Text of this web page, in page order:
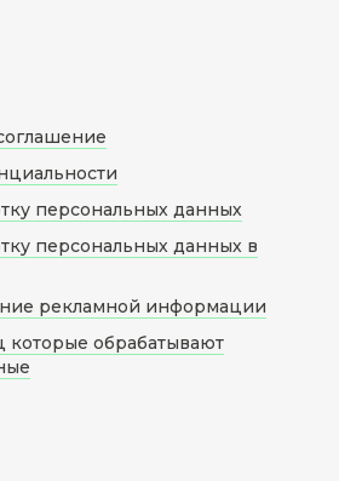
персональных данных
персональных данных в
рекламной информации
которые обрабатывают